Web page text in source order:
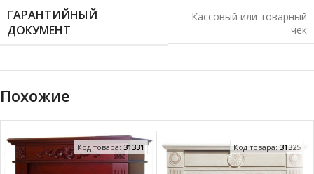
ГАРАНТИЙНЫЙ
ДОКУМЕНТ
Кассовый или товарный
чек
Похожие
Код товара: 31331 Код товара: 31325